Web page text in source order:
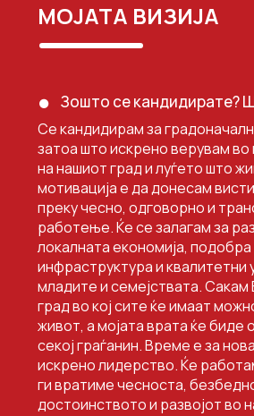
МОЈАТА ВИЗИЈА
Зошто се кандидирате?
Се кандидирам за
затоа што искрено верувам во
на нашиот град и луѓето што
мотивација е да донесам
преку чесно, одговорно и
работење. Ќе се залагам за
локалната економија, подобра
инфраструктура и квалитетни
младите и семејствата.
град во кој сите ќе имаат
живот, а мојата врата ќе биде
секој граѓанин. Време е за
искрено лидерство. Ќе
ги вратиме чесноста,
достоинството и развојот во